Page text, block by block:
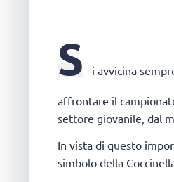
S i avvicina
affrontare il
settore giovanile, dal
In vista di questo
simbolo della